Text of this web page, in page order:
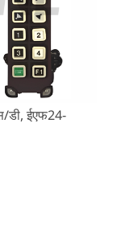
डी, ईएफ24-